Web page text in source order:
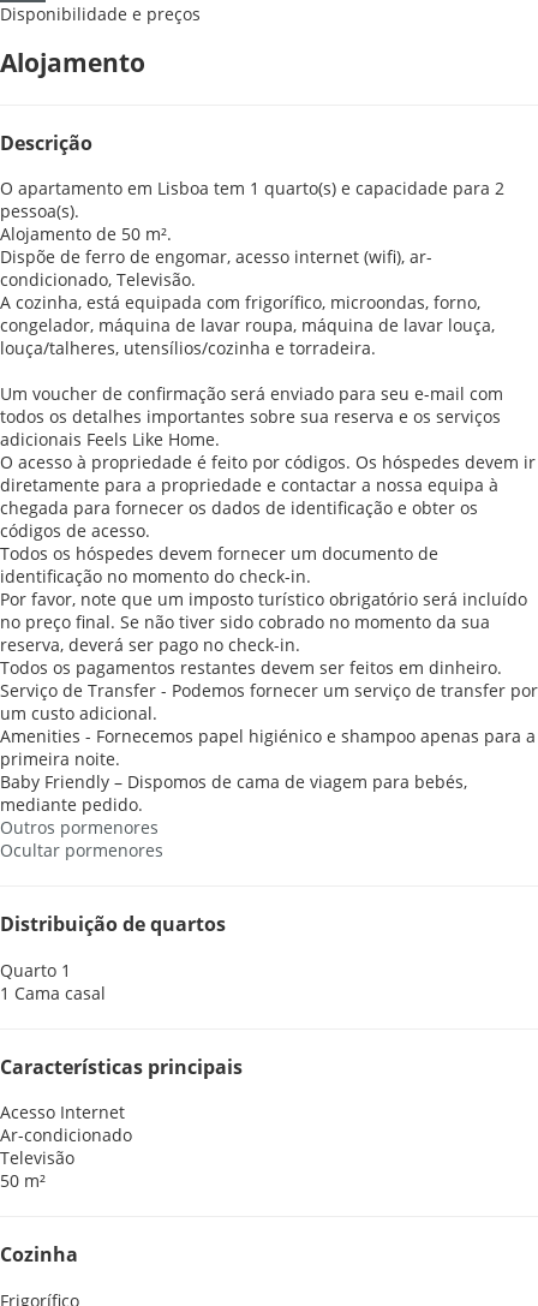
Disponibilidade e preços
Alojamento
Descrição
O apartamento em Lisboa tem 1 quarto(s) e capacidade para 2
pessoa(s).
Alojamento de 50 m².
Dispõe de ferro de engomar, acesso internet (wifi), ar-
condicionado, Televisão.
A cozinha, está equipada com frigorífico, microondas, forno,
congelador, máquina de lavar roupa, máquina de lavar louça,
louça/talheres, utensílios/cozinha e torradeira.
Um voucher de confirmação será enviado para seu e-mail com
todos os detalhes importantes sobre sua reserva e os serviços
adicionais Feels Like Home.
O acesso à propriedade é feito por códigos. Os hóspedes devem ir
diretamente para a propriedade e contactar a nossa equipa à
chegada para fornecer os dados de identificação e obter os
códigos de acesso.
Todos os hóspedes devem fornecer um documento de
identificação no momento do check-in.
Por favor, note que um imposto turístico obrigatório será incluído
no preço final. Se não tiver sido cobrado no momento da sua
reserva, deverá ser pago no check-in.
Todos os pagamentos restantes devem ser feitos em dinheiro.
Serviço de Transfer - Podemos fornecer um serviço de transfer por
um custo adicional.
Amenities - Fornecemos papel higiénico e shampoo apenas para a
primeira noite.
Baby Friendly – Dispomos de cama de viagem para bebés,
mediante pedido.
Outros pormenores
Ocultar pormenores
Distribuição de quartos
Quarto 1
1 Cama casal
Características principais
Acesso Internet
Ar-condicionado
Televisão
50 m²
Cozinha
Frigorífico